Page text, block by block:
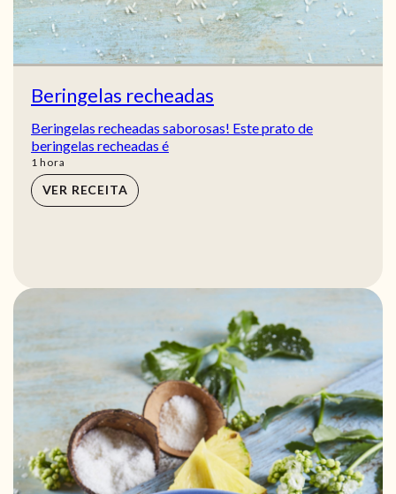
Beringelas recheadas
Beringelas recheadas saborosas! Este prato de
beringelas recheadas é
1 hora
hora
VER RECEITA